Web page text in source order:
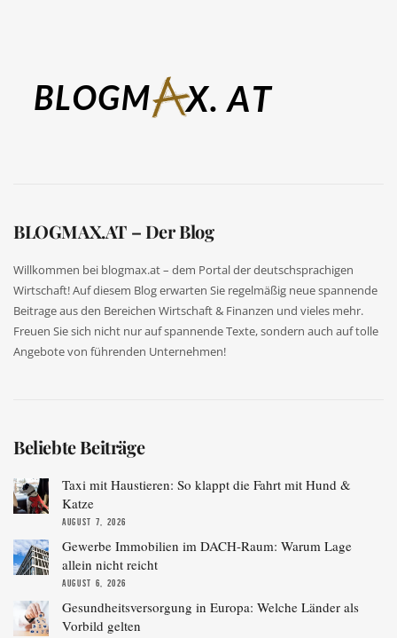
BLOGMAX.AT – Der Blog
Willkommen bei blogmax.at – dem Portal der deutschsprachigen
Wirtschaft! Auf diesem Blog erwarten Sie regelmäßig neue spannende
Beitrage aus den Bereichen Wirtschaft & Finanzen und vieles mehr.
Freuen Sie sich nicht nur auf spannende Texte, sondern auch auf tolle
Angebote von führenden Unternehmen!
Beliebte Beiträge
Taxi mit Haustieren: So klappt die Fahrt mit Hund &
Katze
AUGUST 7, 2026
Gewerbe Immobilien im DACH-Raum: Warum Lage
allein nicht reicht
AUGUST 6, 2026
Gesundheitsversorgung in Europa: Welche Länder als
Vorbild gelten